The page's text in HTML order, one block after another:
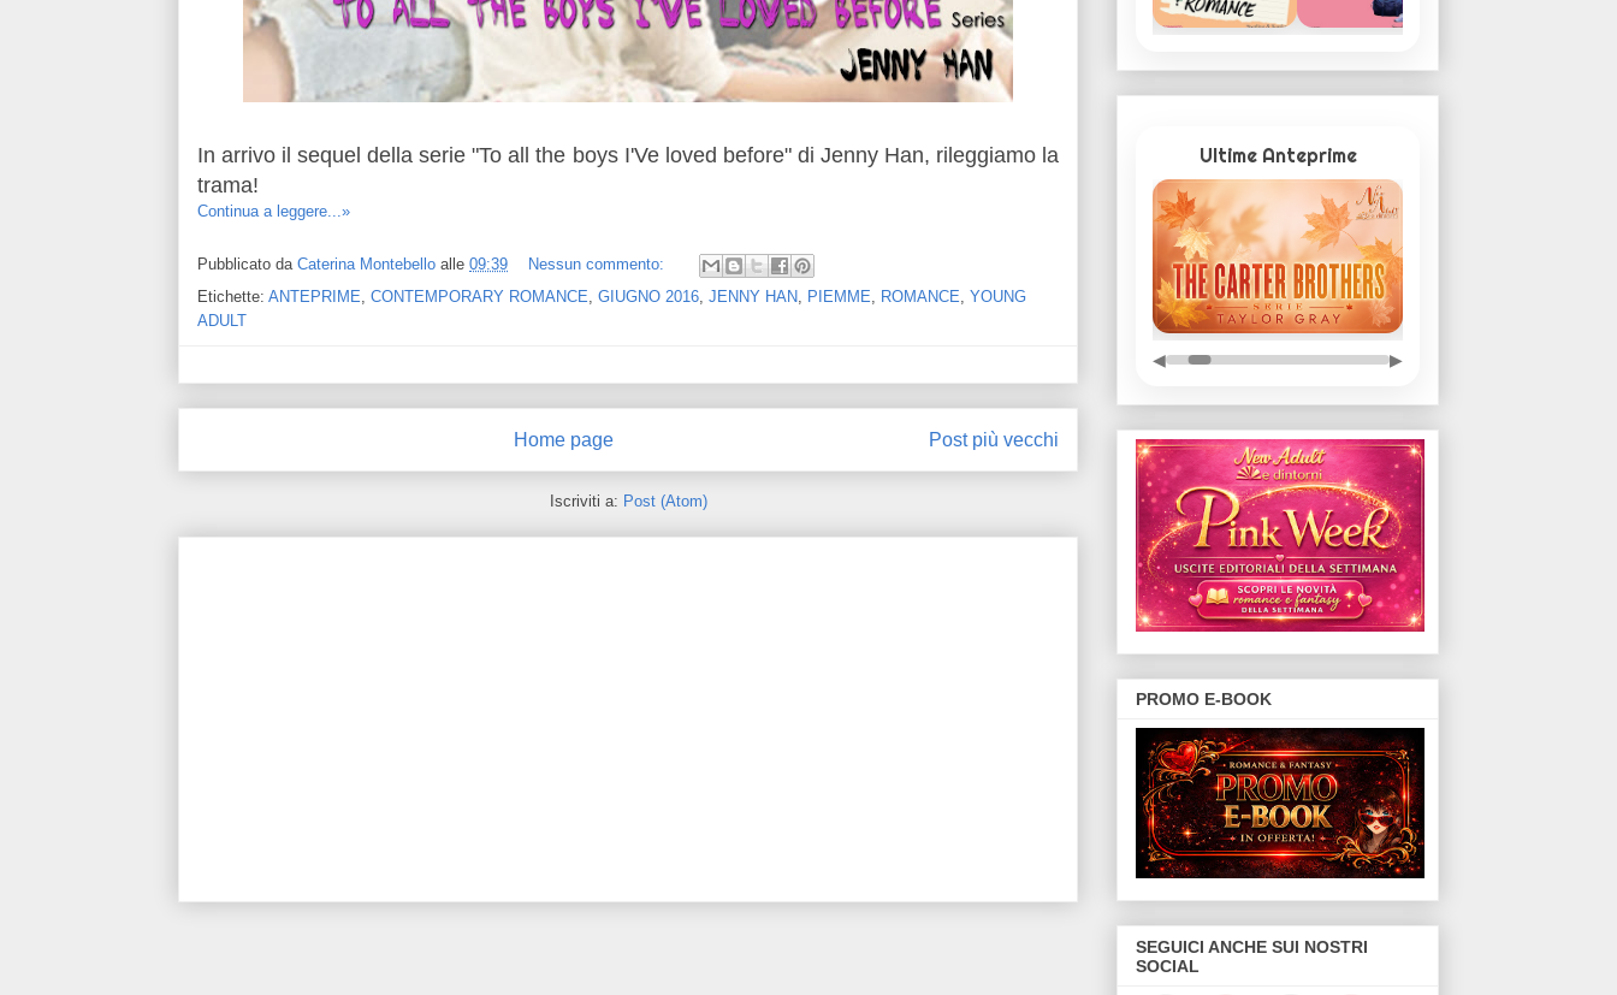
In arrivo il sequel della serie "To all the boys I'Ve loved before" di Jenny Han, rileggiamo la
trama!
Continua a leggere...»
Pubblicato da Caterina Montebello alle 09:39
Nessun commento:
Etichette: ANTEPRIME CONTEMPORARY ROMANCE GIUGNO 2016 JENNY HAN PIEMME ROMANCE YOUNG
ADULT
Post più vecchi
Home page
Iscriviti a: Post (Atom)
Ultime Anteprime
◀ ▶
PROMO E-BOOK
SEGUICI ANCHE SUI NOSTRI
SOCIAL